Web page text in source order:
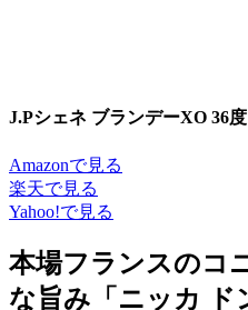
J.Pシェネ ブランデーXO 36度
Amazonで見る
楽天で見る
Yahoo!で見る
本場フランスのコ
な旨み「ニッカ ド